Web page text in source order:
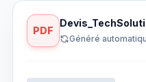
PDF
Généré